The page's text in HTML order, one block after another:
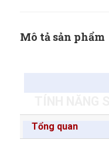
Mô tả sản phẩm
Tổng quan